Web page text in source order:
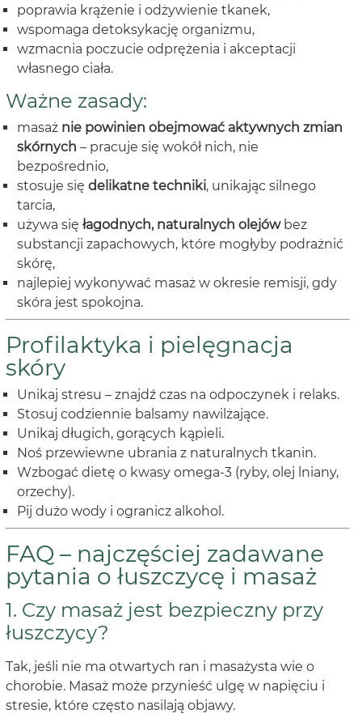
poprawia krążenie i odżywienie tkanek,
wspomaga detoksykację organizmu,
wzmacnia poczucie odprężenia i akceptacji
własnego ciała.
Ważne zasady:
masaż nie powinien obejmować aktywnych zmian
skórnych – pracuje się wokół nich, nie
bezpośrednio,
stosuje się delikatne techniki, unikając silnego
tarcia,
używa się łagodnych, naturalnych olejówbez
substancji zapachowych, które mogłyby podrażnić
skórę,
najlepiej wykonywać masaż w okresie remisji, gdy
skóra jest spokojna.
Profilaktyka i pielęgnacja
skóry
Unikaj stresu – znajdź czas na odpoczynek i relaks.
Stosuj codziennie balsamy nawilżające.
Unikaj długich, gorących kąpieli.
Noś przewiewne ubrania z naturalnych tkanin.
Wzbogać dietę o kwasy omega-3 (ryby, olej lniany,
orzechy).
Pij dużo wody i ogranicz alkohol.
FAQ – najczęściej zadawane
pytania o łuszczycę i masaż
1. Czy masaż jest bezpieczny przy
łuszczycy?
Tak, jeśli nie ma otwartych ran i masażysta wie o
chorobie. Masaż może przynieść ulgę w napięciu i
stresie, które często nasilają objawy.